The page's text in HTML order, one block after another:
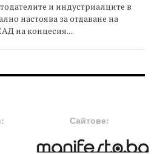
и индустриалците в
настоява за отдаване на
на концесия....
Сайтове: